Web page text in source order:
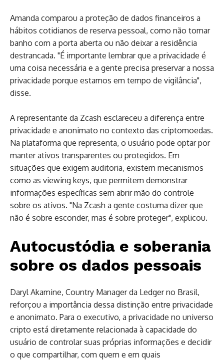
Amanda comparou a proteção de dados financeiros a
hábitos cotidianos de reserva pessoal, como não tomar
banho com a porta aberta ou não deixar a residência
destrancada. "É importante lembrar que a privacidade é
uma coisa necessária e a gente precisa preservar a nossa
privacidade porque estamos em tempo de vigilância",
disse.
A representante da Zcash esclareceu a diferença entre
privacidade e anonimato no contexto das criptomoedas.
Na plataforma que representa, o usuário pode optar por
manter ativos transparentes ou protegidos. Em
situações que exigem auditoria, existem mecanismos
como as viewing keys, que permitem demonstrar
informações específicas sem abrir mão do controle
sobre os ativos. "Na Zcash a gente costuma dizer que
não é sobre esconder, mas é sobre proteger", explicou.
Autocustódia e soberania
sobre os dados pessoais
Daryl Akamine, Country Manager da Ledger no Brasil,
reforçou a importância dessa distinção entre privacidade
e anonimato. Para o executivo, a privacidade no universo
cripto está diretamente relacionada à capacidade do
usuário de controlar suas próprias informações e decidir
o que compartilhar, com quem e em quais